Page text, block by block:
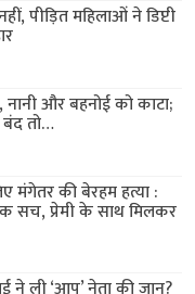
पीड़ित महिलाओं ने डिप्टी
और बहनोई को काटा;
तो…
मंगेतर की बेरहम हत्या :
सच, प्रेमी के साथ मिलकर